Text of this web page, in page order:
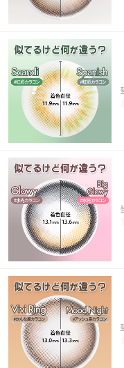
ケア用品
レビュー
EYEしてる
総合掲示板
カスタマーサービス
ショッピングガイド
アプリダウンロード
INSTAGRAM TWITTER